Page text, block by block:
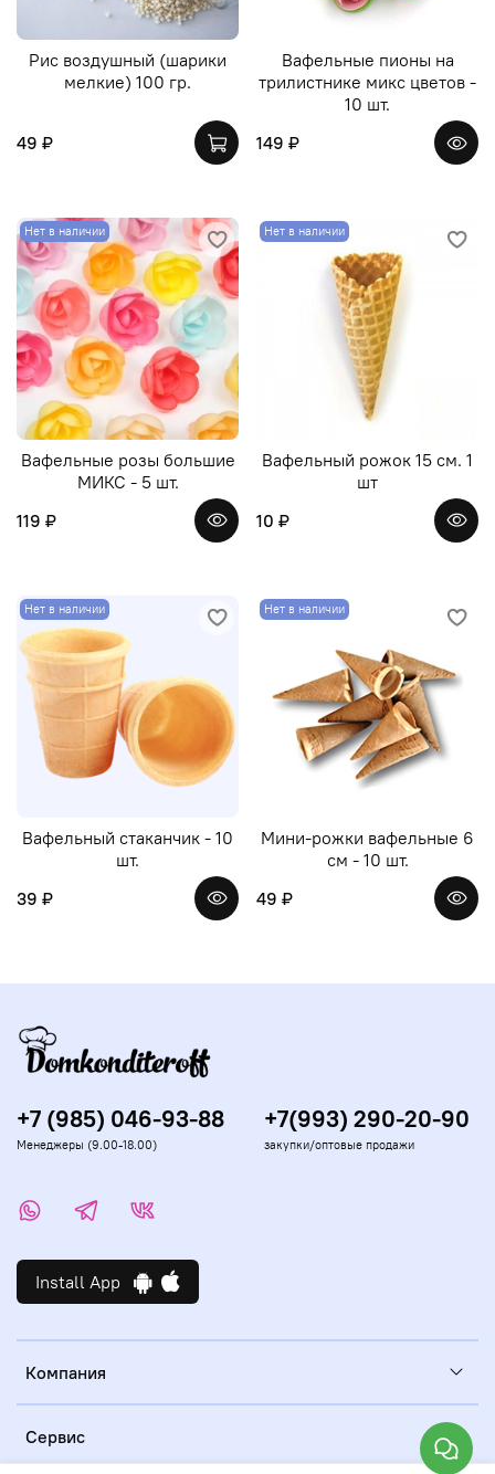
Рис воздушный (шарики
мелкие) 100 гр.
49 ₽
Вафельные пионы на
трилистнике микс цветов -
10 шт.
149 ₽
Нет в наличии
Вафельные розы большие
МИКС - 5 шт.
119 ₽
Нет в наличии
Вафельный рожок 15 см. 1
шт
10 ₽
Нет в наличии
Вафельный стаканчик - 10
шт.
39 ₽
Нет в наличии
Мини-рожки вафельные 6
см - 10 шт.
49 ₽
Компания
Сервис
Install App
+7 (985) 046-93-88
Менеджеры (9.00-18.00)
+7(993) 290-20-90
закупки/оптовые продажи